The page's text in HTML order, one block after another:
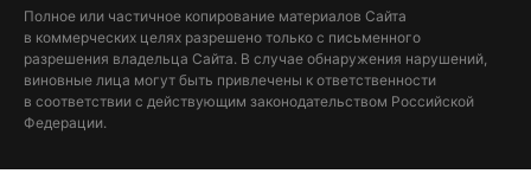
Полное или частичное копирование материалов Сайта
в коммерческих целях разрешено только с письменного
разрешения владельца Сайта. В случае обнаружения нарушений,
виновные лица могут быть привлечены к ответственности
в соответствии с действующим законодательством Российской
Федерации.